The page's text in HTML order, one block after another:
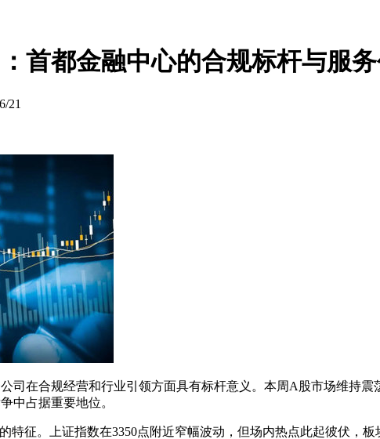
首都金融中心的合规标杆与服
6/21
司在合规经营和行业引领方面具有标杆意义。本周A股市场维持
中占据重要地位。
特征。上证指数在3350点附近窄幅波动，但场内热点此起彼伏，